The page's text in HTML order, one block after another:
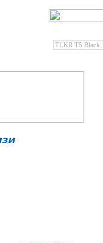
Введите